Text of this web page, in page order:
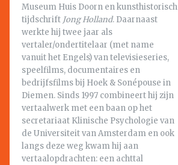
Museum Huis Doorn en kunsthistorisch
tijdschrift Jong Holland. Daarnaast
werkte hij twee jaar als
vertaler/ondertitelaar (met name
vanuit het Engels) van televisieseries,
speelfilms, documentaires en
bedrijfsfilms bij Hoek & Sonépouse in
Diemen. Sinds 1997 combineert hij zijn
vertaalwerk met een baan op het
secretariaat Klinische Psychologie van
de Universiteit van Amsterdam en ook
langs deze weg kwam hij aan
vertaalopdrachten: een achttal